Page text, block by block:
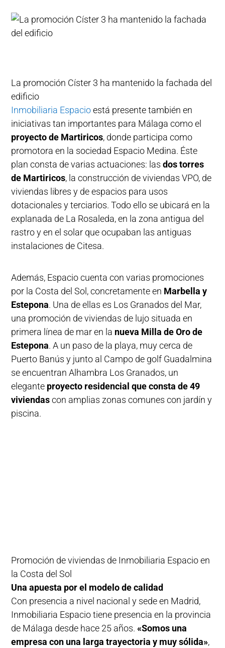
La promoción Císter 3 ha mantenido la fachada del
edificio
Inmobiliaria Espacioestá presente también en
iniciativas tan importantes para Málaga como el
proyecto de Martiricos, donde participa como
promotora en la sociedad Espacio Medina. Éste
plan consta de varias actuaciones: lasdos torres
de Martiricos, la construcción de viviendas VPO, de
viviendas libres y de espacios para usos
dotacionales y terciarios. Todo ello se ubicará en la
explanada de La Rosaleda, en la zona antigua del
rastro y en el solar que ocupaban las antiguas
instalaciones de Citesa.
Además, Espacio cuenta con varias promociones
por la Costa del Sol, concretamente en Marbella y
Estepona. Una de ellas es Los Granados del Mar,
una promoción de viviendas de lujo situada en
primera línea de mar en la nueva Milla de Oro de
Estepona. A un paso de la playa, muy cerca de
Puerto Banús y junto al Campo de golf Guadalmina
se encuentran Alhambra Los Granados, un
elegante proyecto residencial que consta de 49
viviendascon amplias zonas comunes con jardín y
piscina.
Promoción de viviendas de Inmobiliaria Espacio en
la Costa del Sol
Una apuesta por el modelo de calidad
Con presencia a nivel nacional y sede en Madrid,
Inmobiliaria Espacio tiene presencia en la provincia
de Málaga desde hace 25 años.«Somos una
empresa con una larga trayectoria y muy sólida»,